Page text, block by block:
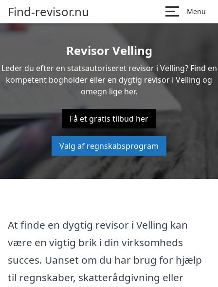
Find-revisor.nu Menu
Revisor Velling
Leder du efter en statsautoriseret revisor i Velling? Find en
kompetent bogholder eller en dygtig revisor i Velling og
omegn lige her.
Få et gratis tilbud her
Valg af regnskabsprogram
At finde en dygtig revisor i Velling kan
være en vigtig brik i din virksomheds
succes. Uanset om du har brug for hjælp
til regnskaber, skatterådgivning eller